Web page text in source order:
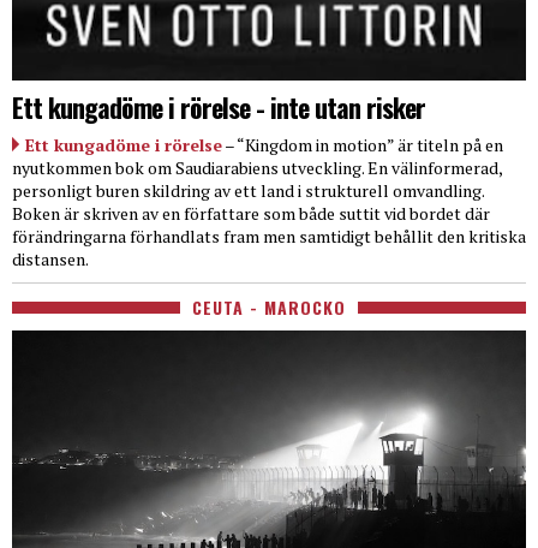
Ett kungadöme i rörelse - inte utan risker
Ett kungadöme i rörelse– “Kingdom in motion” är titeln på en
nyutkommen bok om Saudiarabiens utveckling. En välinformerad,
personligt buren skildring av ett land i strukturell omvandling.
Boken är skriven av en författare som både suttit vid bordet där
förändringarna förhandlats fram men samtidigt behållit den kritiska
distansen.
CEUTA - MAROCKO